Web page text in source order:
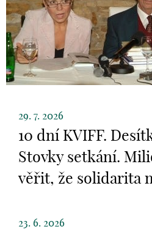
EN
29. 7. 2026
10 dní KVIFF.
Stovky setkání.
věřit, že solidarita
23. 6. 2026